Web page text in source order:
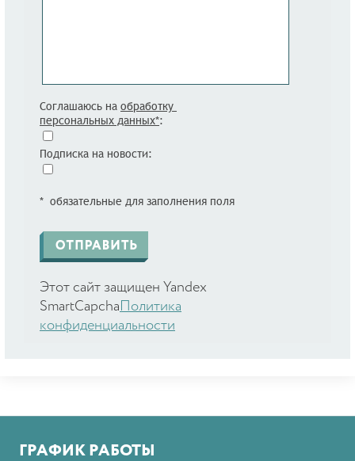
Соглашаюсь на обработку
персональных данных*:
Подписка на новости:
* обязательные для заполнения поля
Этот сайт защищен Yandex
SmartCapcha Политика
конфиденциальности
ГРАФИК РАБОТЫ